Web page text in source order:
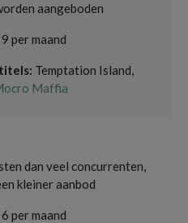
aangeboden
per maand
Temptation Island,
Maffia
dan veel concurrenten,
kleiner aanbod
per maand